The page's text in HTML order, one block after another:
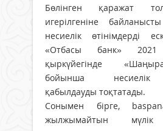
Бөлінген қаражат
игерілгеніне
несиелік өтінімдерді
«Отбасы банк»
қыркүйегінде
бойынша несиелік
қабылдауды тоқтатады.
Сонымен бірге,
жылжымайтын мүлік